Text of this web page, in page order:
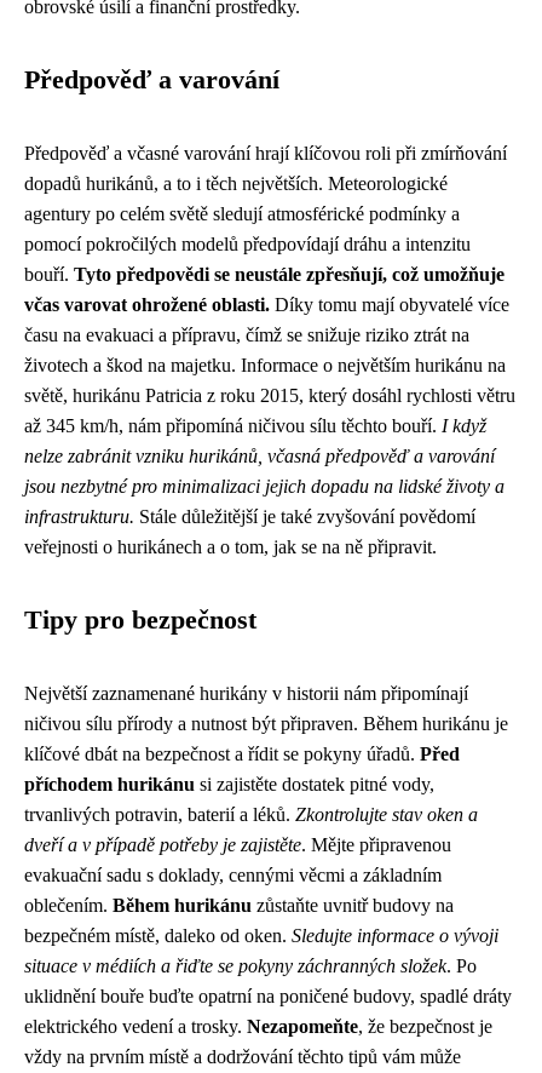
obrovské úsilí a finanční prostředky.
Předpověď a varování
Předpověď a včasné varování hrají klíčovou roli při zmírňování
dopadů hurikánů, a to i těch největších. Meteorologické
agentury po celém světě sledují atmosférické podmínky a
pomocí pokročilých modelů předpovídají dráhu a intenzitu
bouří. Tyto předpovědi se neustále zpřesňují, což umožňuje
včas varovat ohrožené oblasti. Díky tomu mají obyvatelé více
času na evakuaci a přípravu, čímž se snižuje riziko ztrát na
životech a škod na majetku. Informace o největším hurikánu na
světě, hurikánu Patricia z roku 2015, který dosáhl rychlosti větru
až 345 km/h, nám připomíná ničivou sílu těchto bouří. I když
nelze zabránit vzniku hurikánů, včasná předpověď a varování
jsou nezbytné pro minimalizaci jejich dopadu na lidské životy a
infrastrukturu. Stále důležitější je také zvyšování povědomí
veřejnosti o hurikánech a o tom, jak se na ně připravit.
Tipy pro bezpečnost
Největší zaznamenané hurikány v historii nám připomínají
ničivou sílu přírody a nutnost být připraven. Během hurikánu je
klíčové dbát na bezpečnost a řídit se pokyny úřadů. Před
příchodem hurikánu si zajistěte dostatek pitné vody,
trvanlivých potravin, baterií a léků. Zkontrolujte stav oken a
dveří a v případě potřeby je zajistěte. Mějte připravenou
evakuační sadu s doklady, cennými věcmi a základním
oblečením. Během hurikánu zůstaňte uvnitř budovy na
bezpečném místě, daleko od oken. Sledujte informace o vývoji
situace v médiích a řiďte se pokyny záchranných složek. Po
uklidnění bouře buďte opatrní na poničené budovy, spadlé dráty
elektrického vedení a trosky. Nezapomeňte, že bezpečnost je
vždy na prvním místě a dodržování těchto tipů vám může